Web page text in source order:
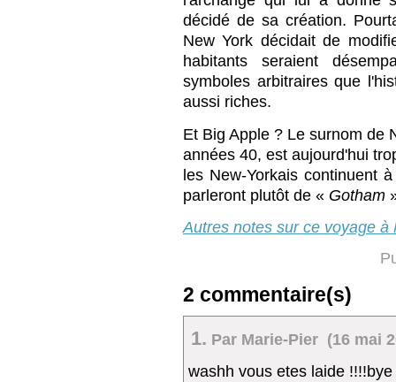
décidé de sa création.
New York décidait de
habitants seraient
symboles arbitraires que
aussi riches.
Et Big Apple ? Le surnom de
années 40, est aujourd'hui
les New-Yorkais continuent
parleront plutôt de « Gotham
Autres notes sur ce voyage à
2 commentaire(s)
1. Par Marie-Pier (16 mai
washh vous etes laide